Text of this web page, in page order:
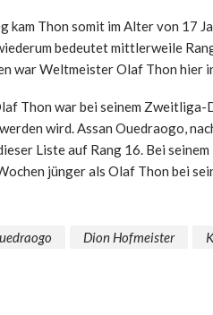
kam Thon somit im Alter von 17
bedeutet mittlerweile
war Weltmeister Olaf Thon hier
Thon war bei seinem
wird. Assan Ouedraogo,
Liste auf Rang 16. Bei
jünger als Olaf Thon bei
Dion Hofmeister